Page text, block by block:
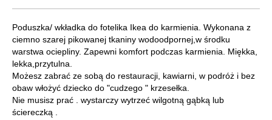
Poduszka/ wkładka do fotelika Ikea do karmienia. Wykonana z
ciemno szarej pikowanej tkaniny wodoodpornej,w środku
warstwa ociepliny. Zapewni komfort podczas karmienia. Miękka,
lekka,przytulna.
Możesz zabrać ze sobą do restauracji, kawiarni, w podróż i bez
obaw włożyć dziecko do "cudzego " krzesełka.
Nie musisz prać . wystarczy wytrzeć wilgotną gąbką lub
ściereczką .